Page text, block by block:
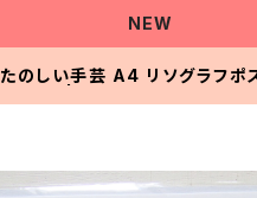
NEW
たのしい手芸 A4 リソグラフポ